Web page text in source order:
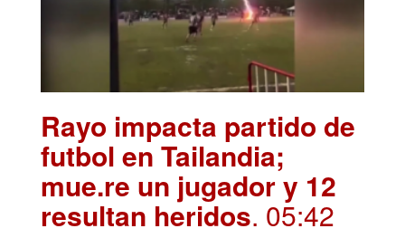
Rayo impacta partido de
futbol en Tailandia;
mue.re un jugador y 12
resultan heridos. 05:42